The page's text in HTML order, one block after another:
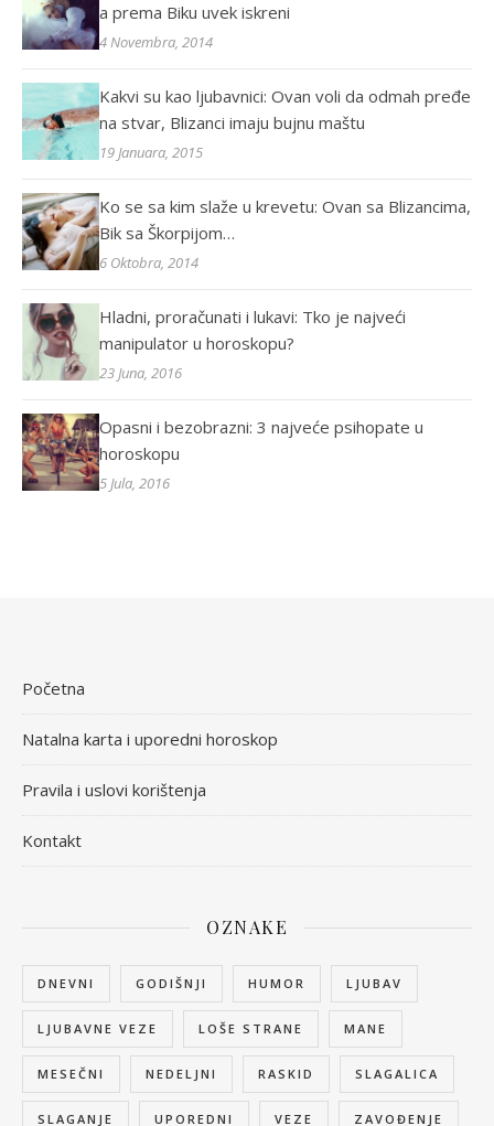
a prema Biku uvek iskreni
4 Novembra, 2014
Kakvi su kao ljubavnici: Ovan voli da odmah pređe
na stvar, Blizanci imaju bujnu maštu
19 Januara, 2015
Ko se sa kim slaže u krevetu: Ovan sa Blizancima,
Bik sa Škorpijom…
6 Oktobra, 2014
Hladni, proračunati i lukavi: Tko je najveći
manipulator u horoskopu?
23 Juna, 2016
Opasni i bezobrazni: 3 najveće psihopate u
horoskopu
5 Jula, 2016
Početna
Natalna karta i uporedni horoskop
Pravila i uslovi korištenja
Kontakt
OZNAKE
DNEVNI GODIŠNJI HUMOR LJUBAV
LJUBAVNE VEZE LOŠE STRANE MANE
MESEČNI NEDELJNI RASKID SLAGALICA
SLAGANJE UPOREDNI VEZE ZAVOĐENJE